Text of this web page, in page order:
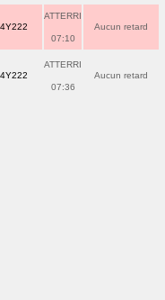
4Y222
ATTERRI
07:10
Aucun retard
4Y222
ATTERRI
07:36
Aucun retard